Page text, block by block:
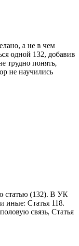
а не в чем
одной 132, добавив
трудно понять,
не научились
статью (132). В УК
иные: Статья 118.
связь, Статья